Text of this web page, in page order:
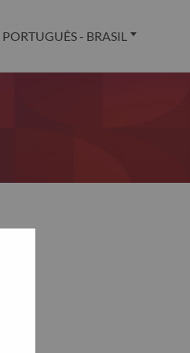
PORTUGUÊS - BRASIL